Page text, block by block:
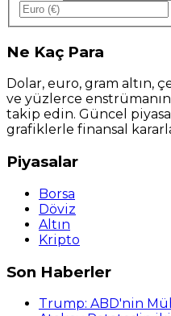
Ne Kaç Para
Dolar, euro, gram altın,
ve yüzlerce
takip edin. Güncel
grafiklerle finansal
Piyasalar
Borsa
Döviz
Altın
Kripto
Son Haberler
Trump: ABD'nin